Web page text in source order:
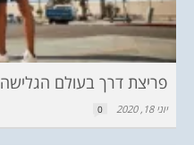
פריצת דרך בעולם הגלישה
יוני 18, 2020 0